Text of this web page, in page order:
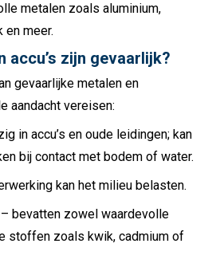
metalen zoals aluminium,
en meer.
accu’s zijn gevaarlijk?
gevaarlijke metalen en
aandacht vereisen:
in accu’s en oude leidingen; kan
bij contact met bodem of water.
kan het milieu belasten.
– bevatten zowel waardevolle
stoffen zoals kwik, cadmium of